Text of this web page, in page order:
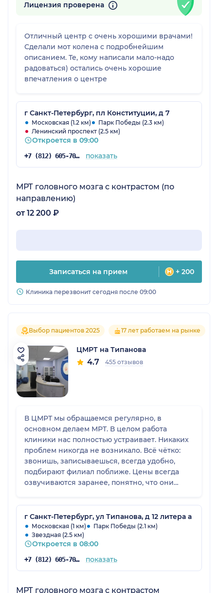
Лицензия проверена
Отличный центр с очень хорошими врачами!
Сделали мот колена с подробнейшим
описанием. Те, кому написали мало-надо
радоваться) остались очень хорошие
впечатления о центре
г Санкт-Петербург, пл Конституции, д 7
Московская (1.2 км)
Парк Победы (2.3 км)
Ленинский проспект (2.5 км)
Откроется в 09:00
+7 (812) 605-70-36 показать
МРТ головного мозга с контрастом (по
направлению)
от 12 200 ₽
Записаться на прием + 200
Клиника перезвонит сегодня после 09:00
Выбор пациентов 2025 17 лет работаем на рынке
ЦМРТ на Типанова
4.7 455 отзывов
В ЦМРТ мы обращаемся регулярно, в
основном делаем МРТ. В целом работа
клиники нас полностью устраивает. Никаких
проблем никогда не возникало. Всё чётко:
звонишь, записываешься, всегда удобно,
подбирают филиал поближе. Цены всегда
озвучиваются заранее, понятно, что они
но всё прозрачно. По МРТ обычно выдают
заключение уже на следующий день, для нас
это вполне приемлемо. Всегда всё спокойно
и организованно, ни разу не было
нареканий.
г Санкт-Петербург, ул Типанова, д 12 литера а
Московская (1 км)
Парк Победы (2.1 км)
Звездная (2.5 км)
Откроется в 08:00
+7 (812) 605-70-67 показать
МРТ головного мозга с контрастом